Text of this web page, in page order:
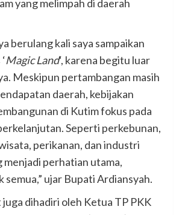
yang melimpah di daerah
berulang kali saya sampaikan
Magic Land‘, karena begitu luar
Meskipun pertambangan masih
daerah, kebijakan
di Kutim fokus pada
Seperti perkebunan,
perikanan, dan industri
menjadi perhatian utama,
ujar Bupati Ardiansyah.
dihadiri oleh Ketua TP PKK